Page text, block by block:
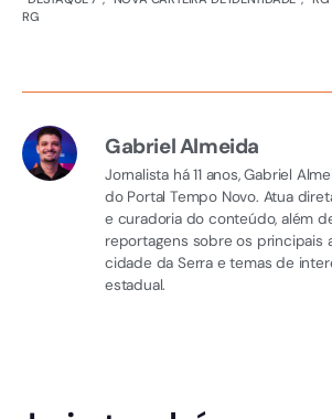
RG
Gabriel Almeida
Jornalista há 11 anos, Gabriel
do Portal Tempo Novo. Atua
e curadoria do conteúdo, além
reportagens sobre os principais
cidade da Serra e temas de
estadual.